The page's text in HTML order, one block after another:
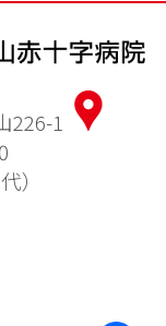
226-1
）